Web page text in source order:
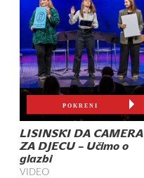
POKRENI
LISINSKI DA CAMERA
ZA DJECU – Učimo o
glazbi
VIDEO